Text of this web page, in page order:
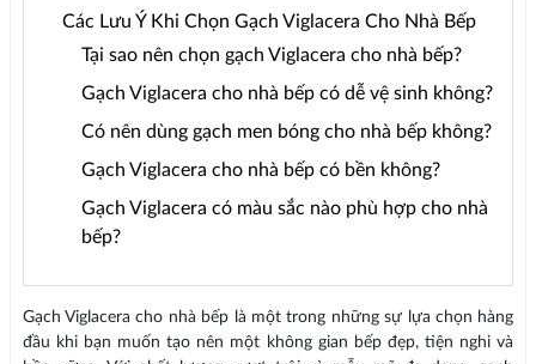
Các Lưu Ý Khi Chọn Gạch Viglacera Cho Nhà Bếp
Tại sao nên chọn gạch Viglacera cho nhà bếp?
Gạch Viglacera cho nhà bếp có dễ vệ sinh không?
Có nên dùng gạch men bóng cho nhà bếp không?
Gạch Viglacera cho nhà bếp có bền không?
Gạch Viglacera có màu sắc nào phù hợp cho nhà
bếp?
Gạch Viglacera cho nhà bếp là một trong những sự lựa chọn hàng
đầu khi bạn muốn tạo nên một không gian bếp đẹp, tiện nghi và